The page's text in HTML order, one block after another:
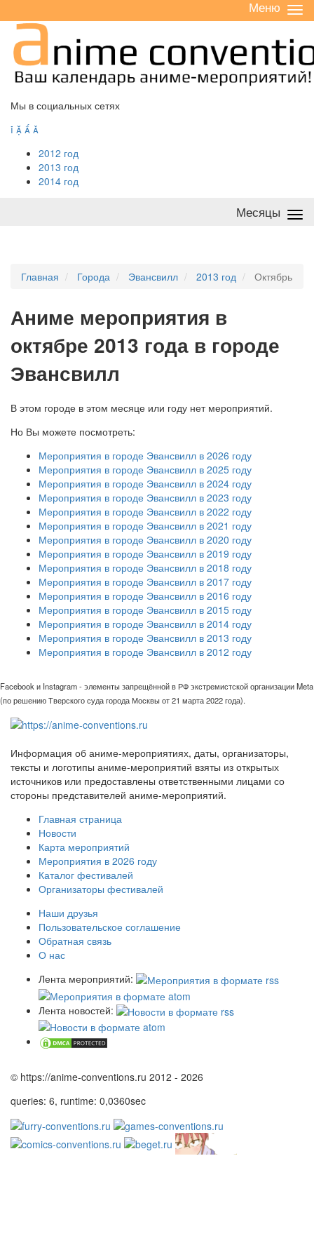
/
Меню
Мы в социальных сетях
   
2012 год
2013 год
2014 год
Месяцы
Главная Города Эвансвилл 2013 год Октябрь
Аниме мероприятия в
октябре 2013 года в городе
Эвансвилл
В этом городе в этом месяце или году нет мероприятий.
Но Вы можете посмотреть:
Мероприятия в городе Эвансвилл в 2026 году
Мероприятия в городе Эвансвилл в 2025 году
Мероприятия в городе Эвансвилл в 2024 году
Мероприятия в городе Эвансвилл в 2023 году
Мероприятия в городе Эвансвилл в 2022 году
Мероприятия в городе Эвансвилл в 2021 году
Мероприятия в городе Эвансвилл в 2020 году
Мероприятия в городе Эвансвилл в 2019 году
Мероприятия в городе Эвансвилл в 2018 году
Мероприятия в городе Эвансвилл в 2017 году
Мероприятия в городе Эвансвилл в 2016 году
Мероприятия в городе Эвансвилл в 2015 году
Мероприятия в городе Эвансвилл в 2014 году
Мероприятия в городе Эвансвилл в 2013 году
Мероприятия в городе Эвансвилл в 2012 году
Facebook и Instagram - элементы запрещённой в РФ экстремистской организации Meta
(по решению Тверского суда города Москвы от 21 марта 2022 года).
Информация об аниме-мероприятиях, даты, организаторы,
тексты и логотипы аниме-мероприятий взяты из открытых
источников или предоставлены ответственными лицами со
стороны представителей аниме-мероприятий.
Главная страница
Новости
Карта мероприятий
Мероприятия в 2026 году
Каталог фестивалей
Организаторы фестивалей
Наши друзья
Пользовательское соглашение
Обратная связь
О нас
Лента мероприятий:
Лента новостей:
© https://anime-conventions.ru 2012 - 2026
queries: 6, runtime: 0,0360sec